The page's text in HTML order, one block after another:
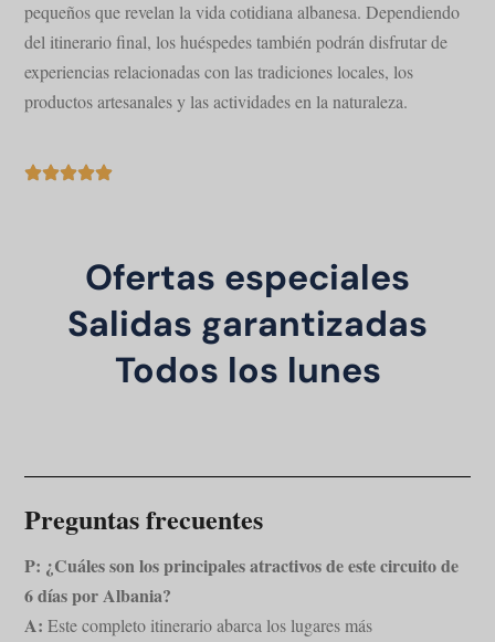
pequeños que revelan la vida cotidiana albanesa. Dependiendo
del itinerario final, los huéspedes también podrán disfrutar de
experiencias relacionadas con las tradiciones locales, los
productos artesanales y las actividades en la naturaleza.
Ofertas especiales
Salidas garantizadas
Todos los lunes
Preguntas frecuentes
P: ¿Cuáles son los principales atractivos de este circuito de
6 días por Albania?
A: Este completo itinerario abarca los lugares más